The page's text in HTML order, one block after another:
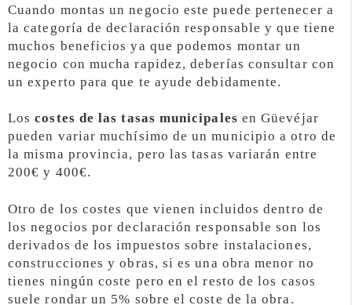
Cuando montas un negocio este puede pertenecer a
la categoría de declaración responsable y que tiene
muchos beneficios ya que podemos montar un
negocio con mucha rapidez, deberías consultar con
un experto para que te ayude debidamente.
Loscostes de las tasas municipales en Güevéjar
pueden variar muchísimo de un municipio a otro de
la misma provincia, pero las tasas variarán entre
200€ y 400€.
Otro de los costes que vienen incluidos dentro de
los negocios por declaración responsable son los
derivados de los impuestos sobre instalaciones,
construcciones y obras, si es una obra menor no
tienes ningún coste pero en el resto de los casos
suele rondar un 5% sobre el coste de la obra.